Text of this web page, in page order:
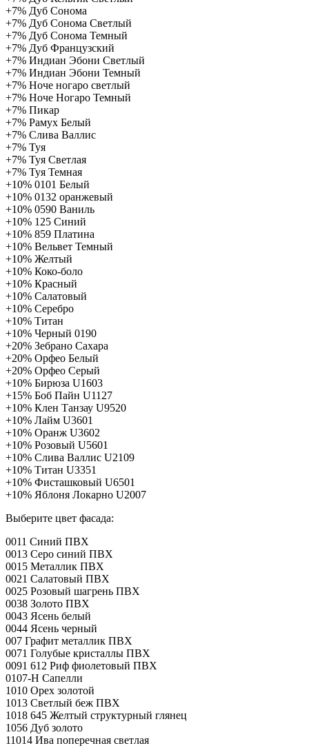
+7% Дуб Сонома
+7% Дуб Сонома Светлый
+7% Дуб Сонома Темный
+7% Дуб Французский
+7% Индиан Эбони Светлый
+7% Индиан Эбони Темный
+7% Ноче ногаро светлый
+7% Ноче Ногаро Темный
+7% Пикар
+7% Рамух Белый
+7% Слива Валлис
+7% Туя
+7% Туя Светлая
+7% Туя Темная
+10% 0101 Белый
+10% 0132 оранжевый
+10% 0590 Ваниль
+10% 125 Синий
+10% 859 Платина
+10% Вельвет Темный
+10% Желтый
+10% Коко-боло
+10% Красный
+10% Салатовый
+10% Серебро
+10% Титан
+10% Черный 0190
+20% Зебрано Сахара
+20% Орфео Белый
+20% Орфео Серый
+10% Бирюза U1603
+15% Боб Пайн U1127
+10% Клен Танзау U9520
+10% Лайм U3601
+10% Оранж U3602
+10% Розовый U5601
+10% Слива Валлис U2109
+10% Титан U3351
+10% Фисташковый U6501
+10% Яблоня Локарно U2007
Выберите цвет фасада:
0011 Синий ПВХ
0013 Серо синий ПВХ
0015 Металлик ПВХ
0021 Салатовый ПВХ
0025 Розовый шагрень ПВХ
0038 Золото ПВХ
0043 Ясень белый
0044 Ясень черный
007 Графит металлик ПВХ
0071 Голубые кристаллы ПВХ
0091 612 Риф фиолетовый ПВХ
0107-H Сапелли
1010 Орех золотой
1013 Светлый беж ПВХ
1018 645 Желтый структурный глянец
1056 Дуб золото
11014 Ива поперечная светлая